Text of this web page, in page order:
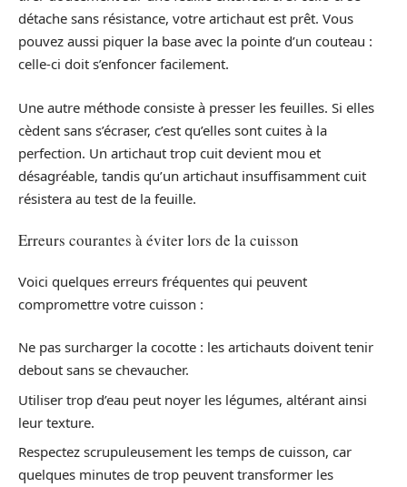
détache sans résistance, votre artichaut est prêt. Vous
pouvez aussi piquer la base avec la pointe d’un couteau :
celle-ci doit s’enfoncer facilement.
Une autre méthode consiste à presser les feuilles. Si elles
cèdent sans s’écraser, c’est qu’elles sont cuites à la
perfection. Un artichaut trop cuit devient mou et
désagréable, tandis qu’un artichaut insuffisamment cuit
résistera au test de la feuille.
Erreurs courantes à éviter lors de la cuisson
Voici quelques erreurs fréquentes qui peuvent
compromettre votre cuisson :
Ne pas surcharger la cocotte : les artichauts doivent tenir
debout sans se chevaucher.
Utiliser trop d’eau peut noyer les légumes, altérant ainsi
leur texture.
Respectez scrupuleusement les temps de cuisson, car
quelques minutes de trop peuvent transformer les